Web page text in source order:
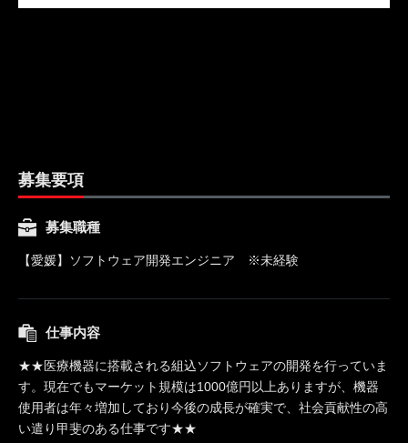
募集要項
募集職種
【愛媛】ソフトウェア開発エンジニア ※未経験
仕事内容
★★医療機器に搭載される組込ソフトウェアの開発を行っていま
す。現在でもマーケット規模は1000億円以上ありますが、機器
使用者は年々増加しており今後の成長が確実で、社会貢献性の高
い遣り甲斐のある仕事です★★